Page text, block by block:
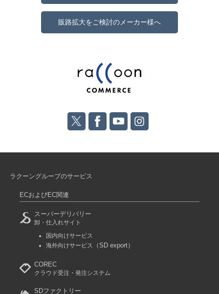
販路拡大をご検討のメーカー様へ
ラクーングループのサービス
ECおよびEC関連
スーパーデリバリー
卸・仕入れサイト
国内向けサービス
海外向けサービス
（SD export）
COREC
クラウド受注・発注システム
SDファクトリー